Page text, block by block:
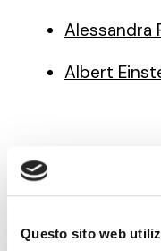
Questo sito web
Alessandra
Albert
Note di
pratica —